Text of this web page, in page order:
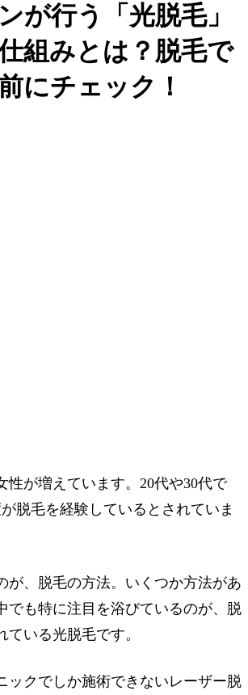
が行う「光脱毛」
組みとは？脱毛で
にチェック！
性が増えています。20代や30代で
脱毛を経験しているとされていま
が、脱毛の方法。いくつか方法があ
でも特に注目を浴びているのが、脱
いる光脱毛です。
ックでしか施術できないレーザー脱